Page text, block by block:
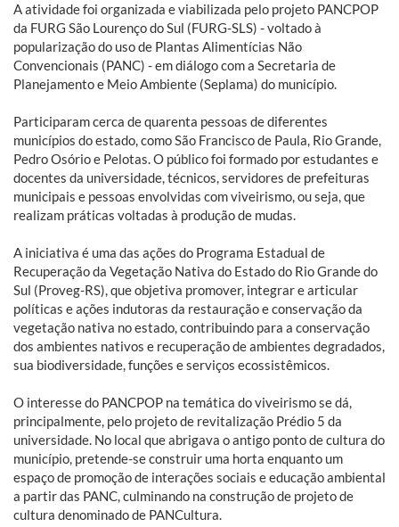
A atividade foi organizada e viabilizada pelo projeto PANCPOP
da FURG São Lourenço do Sul (FURG-SLS) - voltado à
popularização do uso de Plantas Alimentícias Não
Convencionais (PANC) - em diálogo com a Secretaria de
Planejamento e Meio Ambiente (Seplama) do município.
Participaram cerca de quarenta pessoas de diferentes
municípios do estado, como São Francisco de Paula, Rio Grande,
Pedro Osório e Pelotas. O público foi formado por estudantes e
docentes da universidade, técnicos, servidores de prefeituras
municipais e pessoas envolvidas com viveirismo, ou seja, que
realizam práticas voltadas à produção de mudas.
A iniciativa é uma das ações do Programa Estadual de
Recuperação da Vegetação Nativa do Estado do Rio Grande do
Sul (Proveg-RS), que objetiva promover, integrar e articular
políticas e ações indutoras da restauração e conservação da
vegetação nativa no estado, contribuindo para a conservação
dos ambientes nativos e recuperação de ambientes degradados,
sua biodiversidade, funções e serviços ecossistêmicos.
O interesse do PANCPOP na temática do viveirismo se dá,
principalmente, pelo projeto de revitalização Prédio 5 da
universidade. No local que abrigava o antigo ponto de cultura do
município, pretende-se construir uma horta enquanto um
espaço de promoção de interações sociais e educação ambiental
a partir das PANC, culminando na construção de projeto de
cultura denominado de PANCultura.